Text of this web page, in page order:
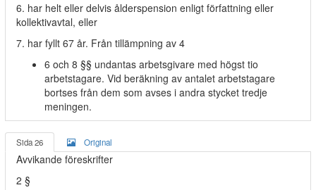
6. har helt eller delvis ålderspension enligt författning eller
kollektivavtal, eller
7. har fyllt 67 år. Från tillämpning av 4
6 och 8 §§ undantas arbetsgivare med högst tio
arbetstagare. Vid beräkning av antalet arbetstagare
bortses från dem som avses i andra stycket tredje
meningen.
Sida 26 Original
Avvikande föreskrifter
2 §